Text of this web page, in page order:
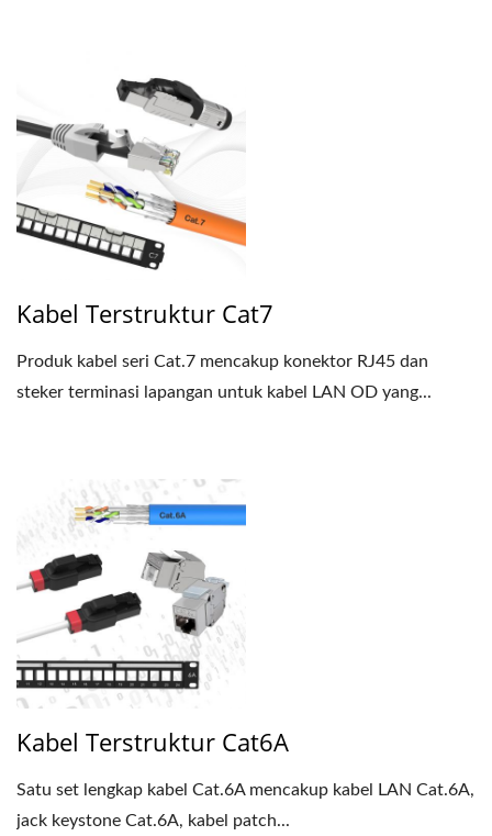
Kabel Terstruktur Cat7
Produk kabel seri Cat.7 mencakup konektor RJ45 dan
steker terminasi lapangan untuk kabel LAN OD yang...
Kabel Terstruktur Cat6A
Satu set lengkap kabel Cat.6A mencakup kabel LAN Cat.6A,
jack keystone Cat.6A, kabel patch...